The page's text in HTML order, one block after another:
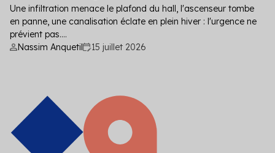
Une infiltration menace le plafond du hall, l'ascenseur tombe
en panne, une canalisation éclate en plein hiver : l'urgence ne
prévient pas....
Nassim Anquetil
15 juillet 2026